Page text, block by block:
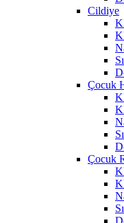
Cildiye
Çocuk
Çocuk